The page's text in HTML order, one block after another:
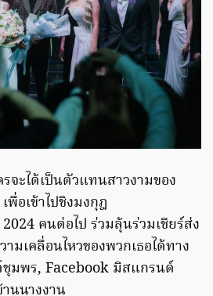
จะได้เป็นตัวแทนสาวงามของ
อเข้าไปชิงมงกุฎ
คนต่อไป ร่วมลุ้นร่วมเชียร์ส่ง
มเคลื่อนไหวของพวกเธอได้ทาง
มพร, Facebook มิสแกรนด์
นนางงาน